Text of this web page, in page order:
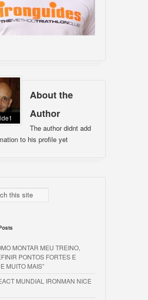
About the
Author
The author didnt add
to his profile yet
MONTAR MEU TREINO,
PONTOS FORTES E
MUITO MAIS”
MUNDIAL IRONMAN NICE